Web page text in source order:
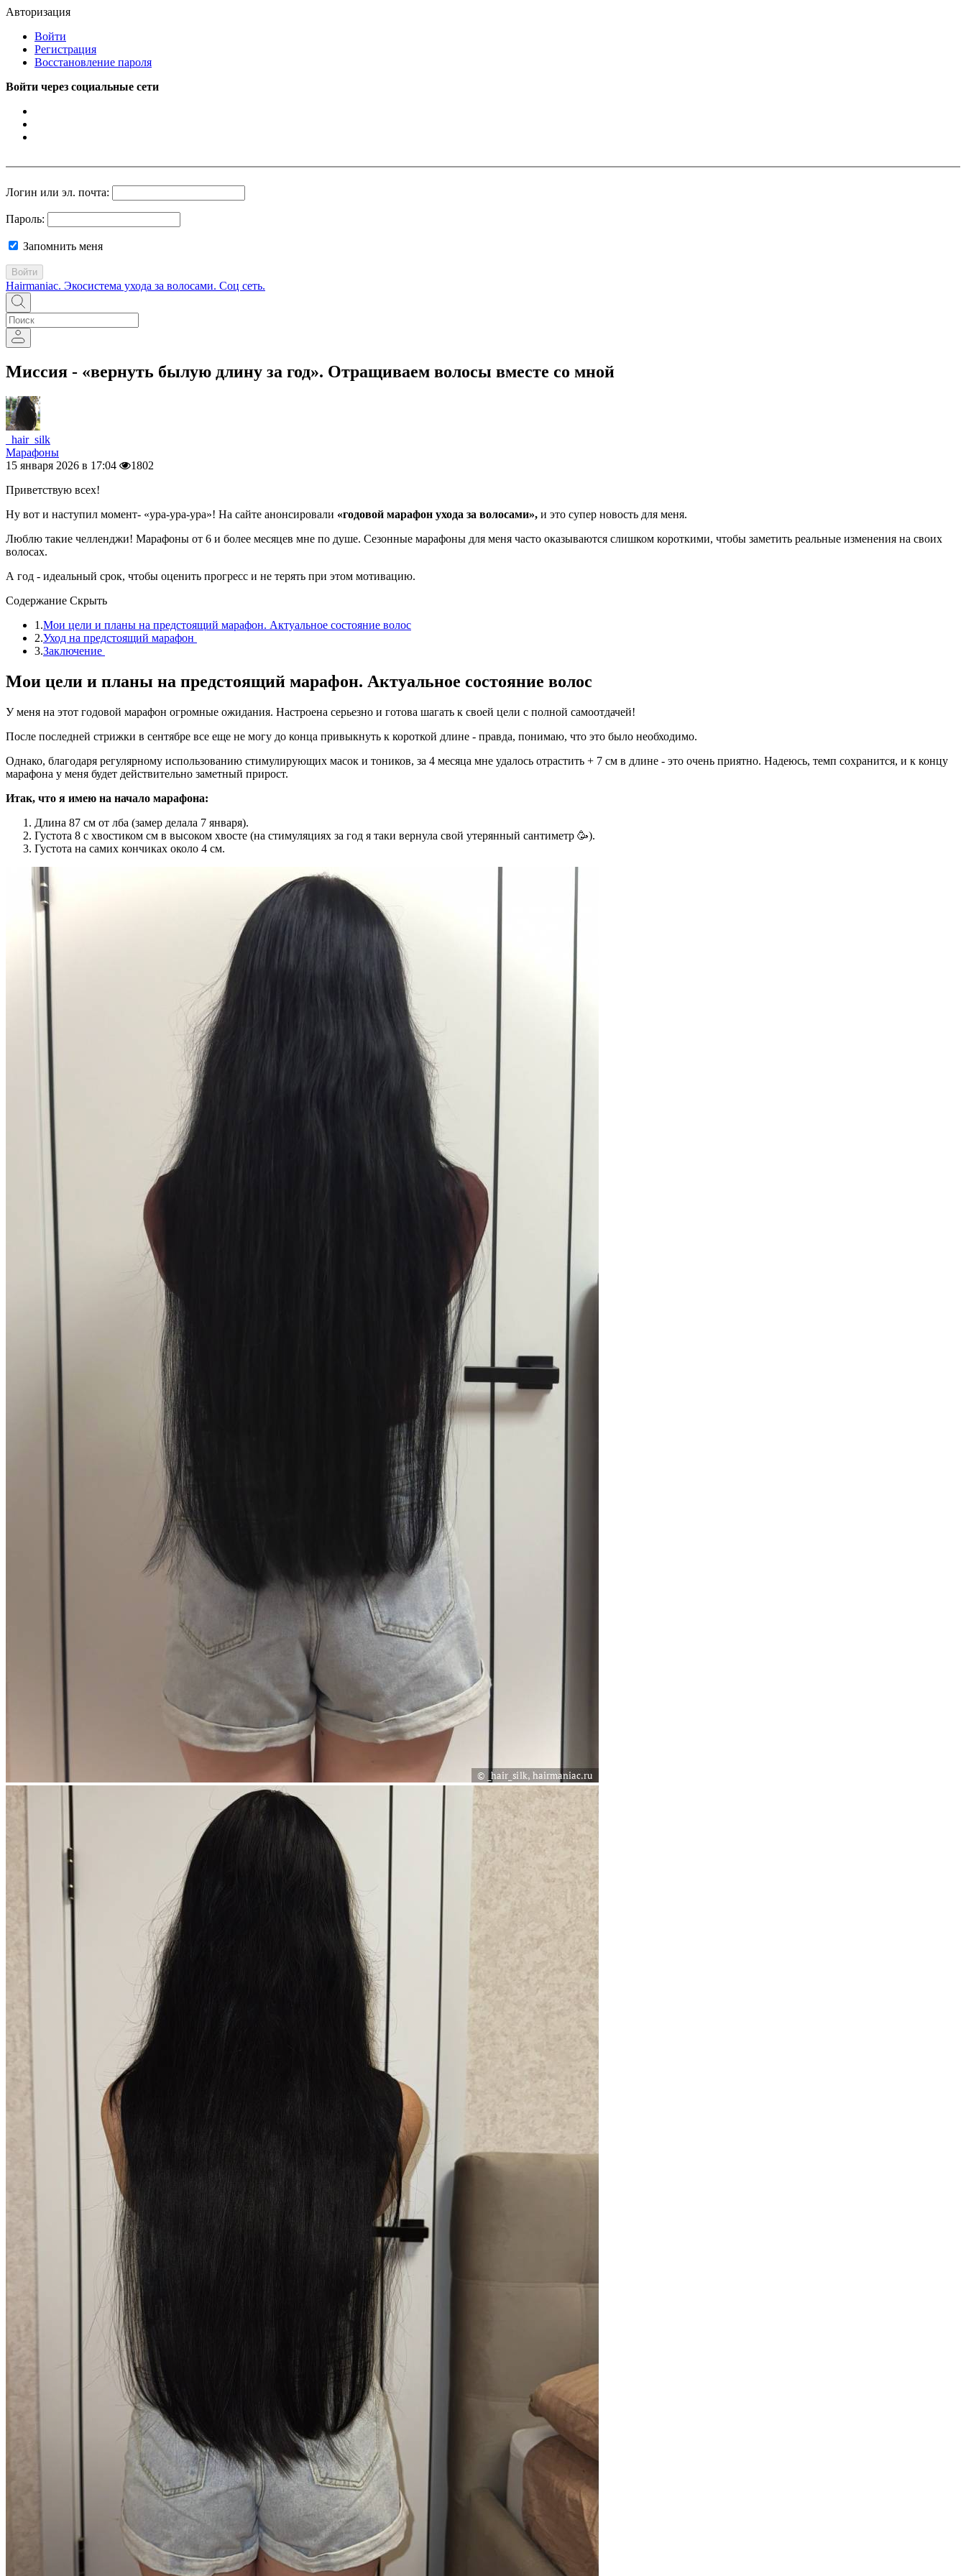
Авторизация
Войти
Регистрация
Восстановление пароля
Войти через социальные сети
Логин или эл. почта:
Пароль:
Запомнить меня
Войти
Hairmaniac. Экосистема ухода за волосами. Соц сеть.
Миссия - «вернуть былую длину за год». Отращиваем волосы вместе со мной
_hair_silk
Марафоны
15 января 2026 в 17:04
1802
Приветствую всех!
Ну вот и наступил момент- «ура-ура-ура»! На сайте анонсировали «годовой марафон ухода за волосами», и это супер новость для меня.
Люблю такие челленджи! Марафоны от 6 и более месяцев мне по душе. Сезонные марафоны для меня часто оказываются слишком короткими, чтобы заметить реальные изменения на своих
волосах.
А год - идеальный срок, чтобы оценить прогресс и не терять при этом мотивацию.
Содержание Скрыть
1.Мои цели и планы на предстоящий марафон. Актуальное состояние волос
2.Уход на предстоящий марафон
3.Заключение
Мои цели и планы на предстоящий марафон. Актуальное состояние волос
У меня на этот годовой марафон огромные ожидания. Настроена серьезно и готова шагать к своей цели с полной самоотдачей!
После последней стрижки в сентябре все еще не могу до конца привыкнуть к короткой длине - правда, понимаю, что это было необходимо.
Однако, благодаря регулярному использованию стимулирующих масок и тоников, за 4 месяца мне удалось отрастить + 7 см в длине - это очень приятно. Надеюсь, темп сохранится, и к концу
марафона у меня будет действительно заметный прирост.
Итак, что я имею на начало марафона:
Длина 87 см от лба (замер делала 7 января).
Густота 8 с хвостиком см в высоком хвосте (на стимуляциях за год я таки вернула свой утерянный сантиметр 🥳).
Густота на самих кончиках около 4 см.